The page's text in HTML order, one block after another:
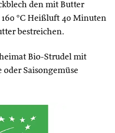
den mit Butter
°C Heißluft 40 Minuten
bestreichen.
Bio-Strudel mit
oder Saisongemüse